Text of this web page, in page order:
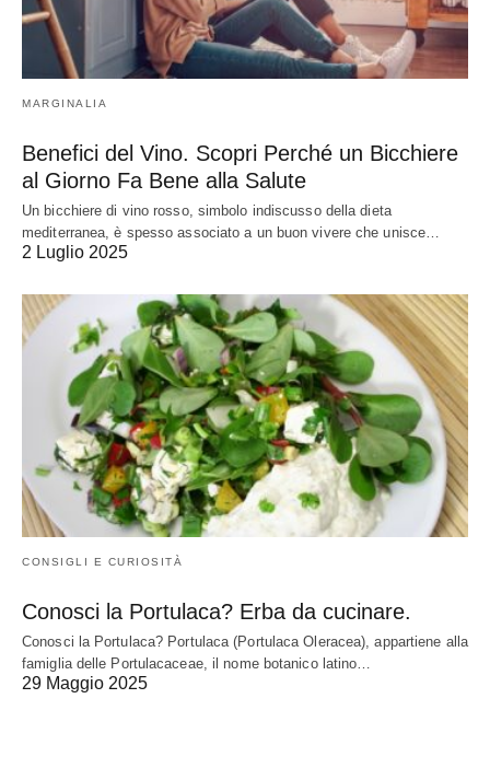
MARGINALIA
Benefici del Vino. Scopri Perché un Bicchiere
al Giorno Fa Bene alla Salute
Un bicchiere di vino rosso, simbolo indiscusso della dieta
mediterranea, è spesso associato a un buon vivere che unisce…
2 Luglio 2025
CONSIGLI E CURIOSITÀ
Conosci la Portulaca? Erba da cucinare.
Conosci la Portulaca? Portulaca (Portulaca Oleracea), appartiene alla
famiglia delle Portulacaceae, il nome botanico latino…
29 Maggio 2025